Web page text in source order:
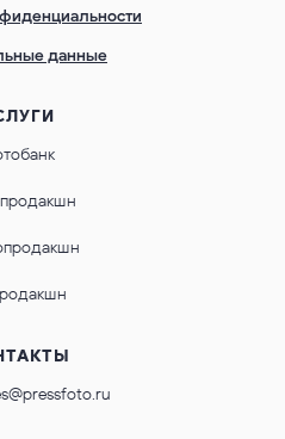
данные